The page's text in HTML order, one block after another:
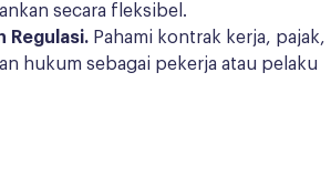
secara fleksibel.
Regulasi. Pahami kontrak kerja, pajak,
hukum sebagai pekerja atau pelaku